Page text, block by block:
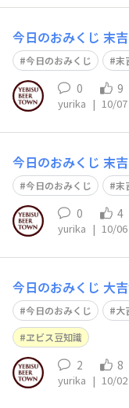
今日のおみくじ 末吉
今日のおみくじ 末
0 9
yurika | 10/07
今日のおみくじ 末吉
今日のおみくじ 末
0 4
yurika | 10/06
今日のおみくじ 大
今日のおみくじ 大
ヱビス豆知識
2 8
yurika | 10/02